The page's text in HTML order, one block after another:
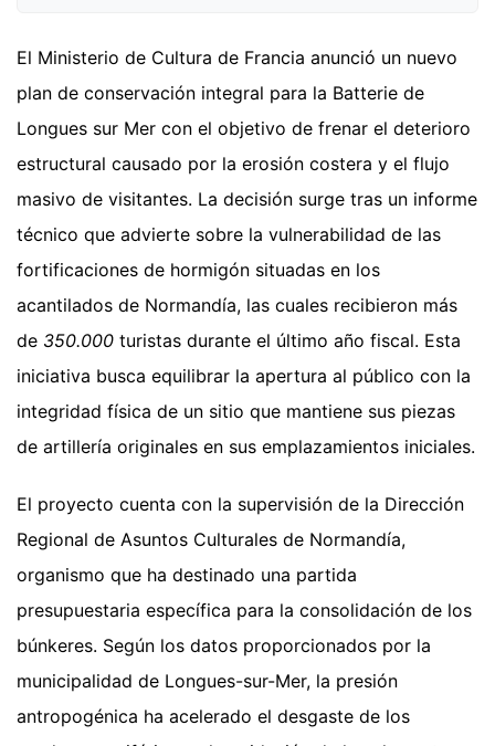
El Ministerio de Cultura de Francia anunció un nuevo
plan de conservación integral para la Batterie de
Longues sur Mer con el objetivo de frenar el deterioro
estructural causado por la erosión costera y el flujo
masivo de visitantes. La decisión surge tras un informe
técnico que advierte sobre la vulnerabilidad de las
fortificaciones de hormigón situadas en los
acantilados de Normandía, las cuales recibieron más
de 350.000 turistas durante el último año fiscal. Esta
iniciativa busca equilibrar la apertura al público con la
integridad física de un sitio que mantiene sus piezas
de artillería originales en sus emplazamientos iniciales.
El proyecto cuenta con la supervisión de la Dirección
Regional de Asuntos Culturales de Normandía,
organismo que ha destinado una partida
presupuestaria específica para la consolidación de los
búnkeres. Según los datos proporcionados por la
municipalidad de Longues-sur-Mer, la presión
antropogénica ha acelerado el desgaste de los